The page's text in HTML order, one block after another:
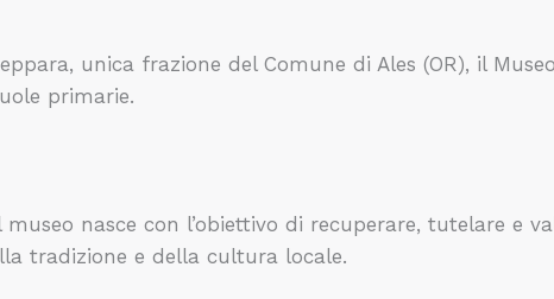
unica frazione del Comune di Ales (OR), il
primarie.
nasce con l’obiettivo di recuperare, tutelare e
tradizione e della cultura locale.